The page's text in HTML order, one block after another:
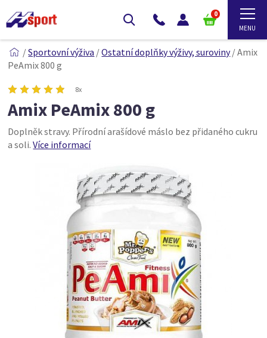
0
/Sportovní výživa /Ostatní doplňky výživy, suroviny/Amix
PeAmix 800 g
8x
Amix PeAmix 800 g
Doplněk stravy. Přírodní arašídové máslo bez přidaného cukru
a soli.Více informací